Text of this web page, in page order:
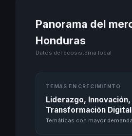
Panorama del
Honduras
Datos del ecosistema local
TEMAS EN CRECIMIENTO
Liderazgo, Innovación,
Transformación Digital
Temáticas con mayor